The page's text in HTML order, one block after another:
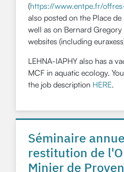
(https://www.entpe.fr/
also posted on the Place
well as on Bernard
websites (including
LEHNA-IAPHY also has a
MCF in aquatic ecology.
the job description HERE.
Séminaire
restitution de
Minier de